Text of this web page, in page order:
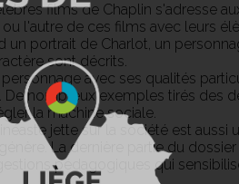
films de Chaplin s'adresse
l'autre de ces films avec leurs
un portrait de Charlot, un
sont décrits.
avec ses qualités
nombreux exemples tirés des
la machine sociale.
jette sur la société est aussi
La dernière partie du
pédagogiques qui